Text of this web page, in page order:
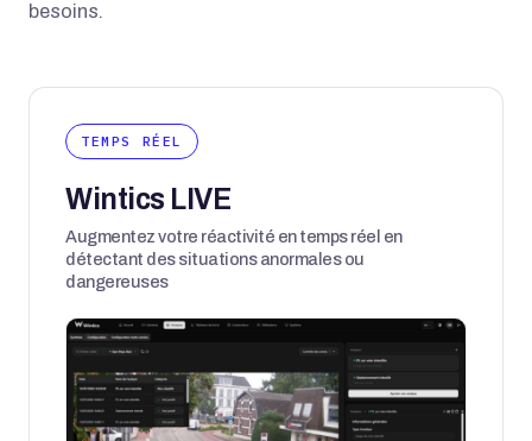
besoins.
TEMPS RÉEL
Wintics LIVE
Augmentez votre réactivité en temps réel en
détectant des situations anormales ou
dangereuses